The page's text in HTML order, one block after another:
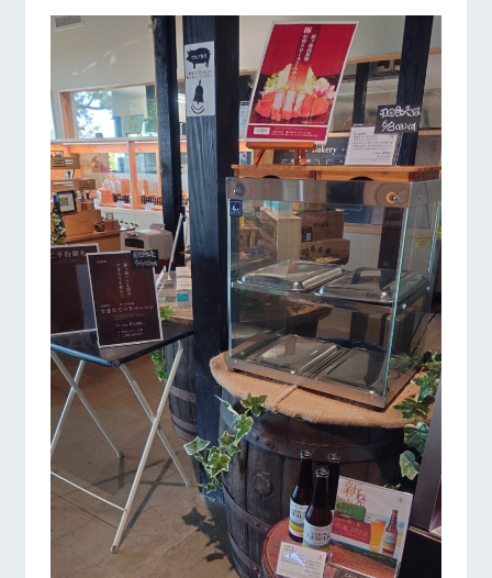
営業時
間・料金
交通アク
セス
よくいた
だく質問
団体のお
客様へ
ペットを
お連れの
お客様へ
お問い合
わせ・資
料請求
う
れあう
ら学べる様々な
アクティビティ
レストラ
ン
牧場の生産品を
知り尽くした料
理人が腕を振
い、ビュッフェ
スタイルで提供
ショップ
／お買い
物
丹精込めて育て
た生産品をはじ
め、牧場産の逸
品を取り揃えた
店舗
牧場マッ
プ
牧場マップのダ
ウンロード
周遊バス
牧場内を巡る周
遊バスのご案内
お問い合わせ・資料請求
生産品カタログ・資料DL
English (Google Translate)
ネットショップ
個人情報取扱いについて
イベント/フェア レストラン/BBQ フラワーガーデン
動物とふれあう アクティビティ/体験 ショップ/お買い物
牧場マップを見る 周遊バス
営業時間・料金 交通アクセス
よくあるご質問
団体のお客様へ
ペットをお連れの
お客様へ お問い合わせ